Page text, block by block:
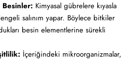
Besinler: Kimyasal gübrelere kıyasla
salınım yapar. Böylece bitkiler
besin elementlerine sürekli
İçeriğindeki mikroorganizmalar,